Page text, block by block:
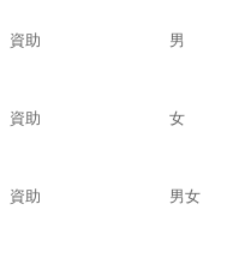
資助 男
資助 女
資助 男女